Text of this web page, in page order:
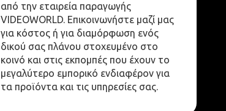
από την εταιρεία παραγωγής
VIDEOWORLD. Επικοινωνήστε μαζί μας
για κόστος ή για διαμόρφωση ενός
δικού σας πλάνου στοχευμένο στο
κοινό και στις εκπομπές που έχουν το
μεγαλύτερο εμπορικό ενδιαφέρον για
τα προϊόντα και τις υπηρεσίες σας.